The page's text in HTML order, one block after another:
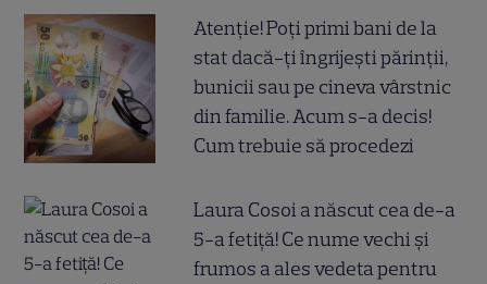
Atenție! Poți primi bani de la
stat dacă-ți îngrijești părinții,
bunicii sau pe cineva vârstnic
din familie. Acum s-a decis!
Cum trebuie să procedezi
Laura Cosoi a născut cea de-a
5-a fetiță! Ce nume vechi și
frumos a ales vedeta pentru